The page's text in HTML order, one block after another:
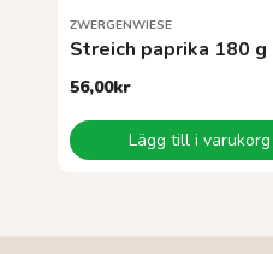
ZWERGENWIESE
Streich paprika 180 g
56,00kr
Lägg till i varukorg